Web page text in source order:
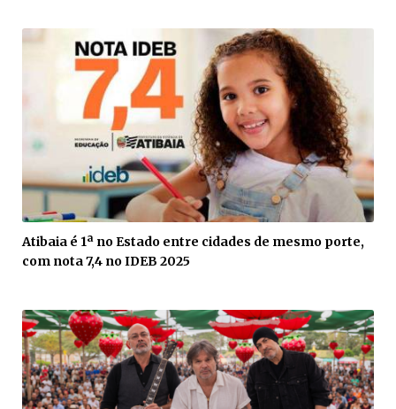
Atibaia é 1ª no Estado entre cidades de mesmo porte,
com nota 7,4 no IDEB 2025